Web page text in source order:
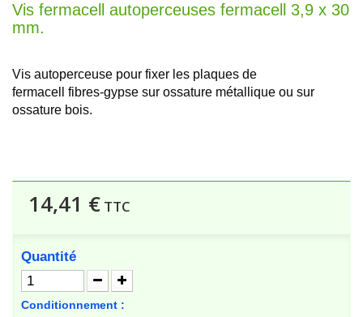
Vis fermacell autoperceuses fermacell 3,9 x 30
mm.
Vis autoperceuse pour fixer les plaques de
fermacell fibres-gypse sur ossature métallique ou sur
ossature bois.
14,41 € TTC
Quantité
Conditionnement :